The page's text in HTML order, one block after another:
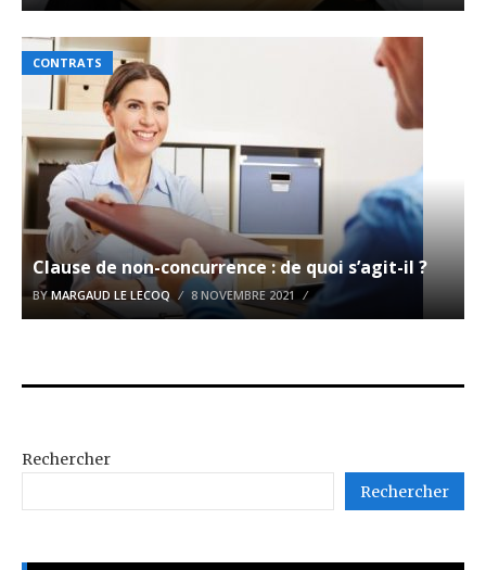
CONTRATS
Clause de non-concurrence : de quoi s’agit-il ?
BYMARGAUD LE LECOQ 8 NOVEMBRE 2021
Rechercher
Rechercher